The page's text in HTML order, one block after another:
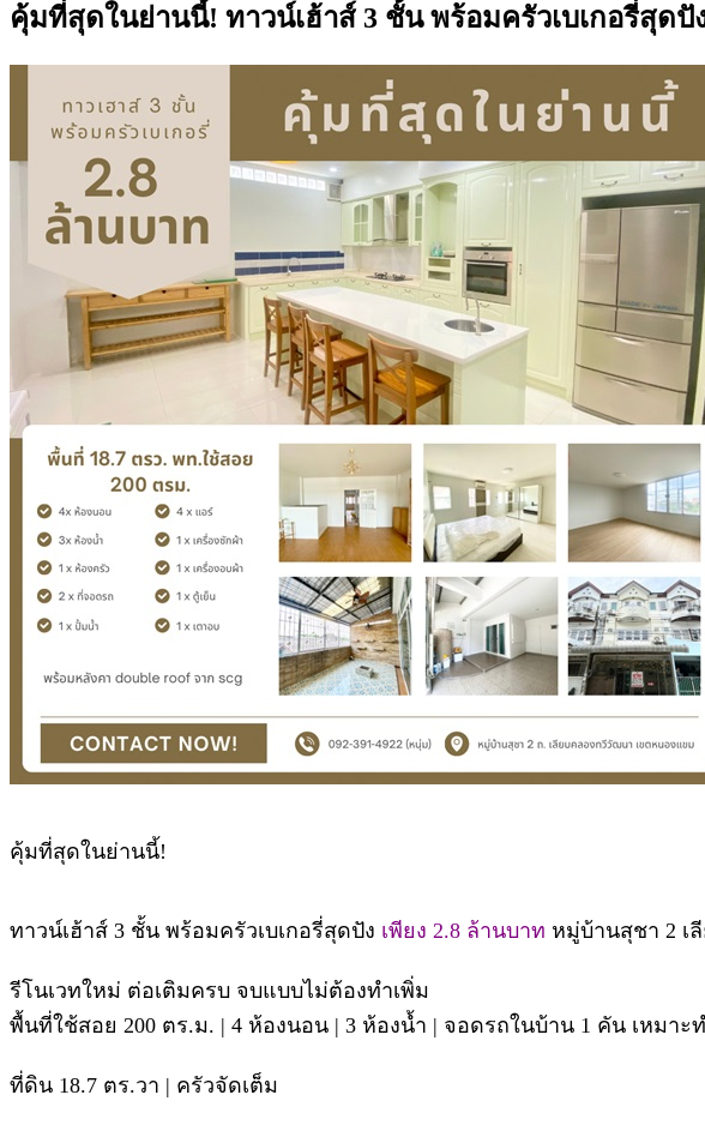
คุ้มที่สุดในย่านนี้! ทาวน์เฮ้าส์ 3 ชั้น พร้อมครัวเบเกอรี่สุด
คุ้มที่สุดในย่านนี้!
ทาวน์เฮ้าส์ 3 ชั้น พร้อมครัวเบเกอรี่สุดปัง เพียง 2.8 ล้านบาท หมู่บ้านสุชา 2 เ
รีโนเวทใหม่ ต่อเติมครบ จบแบบไม่ต้องทำเพิ่ม
พื้นที่ใช้สอย 200 ตร.ม. | 4 ห้องนอน | 3 ห้องน้ำ | จอดรถในบ้าน 1 คัน เหมา
ที่ดิน 18.7 ตร.วา | ครัวจัดเต็ม